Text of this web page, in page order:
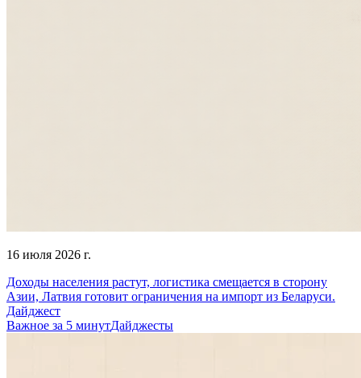
16 июля 2026 г.
Доходы населения растут, логистика смещается в сторону
Азии, Латвия готовит ограничения на импорт из Беларуси.
Дайджест
Важное за 5 минутДайджесты